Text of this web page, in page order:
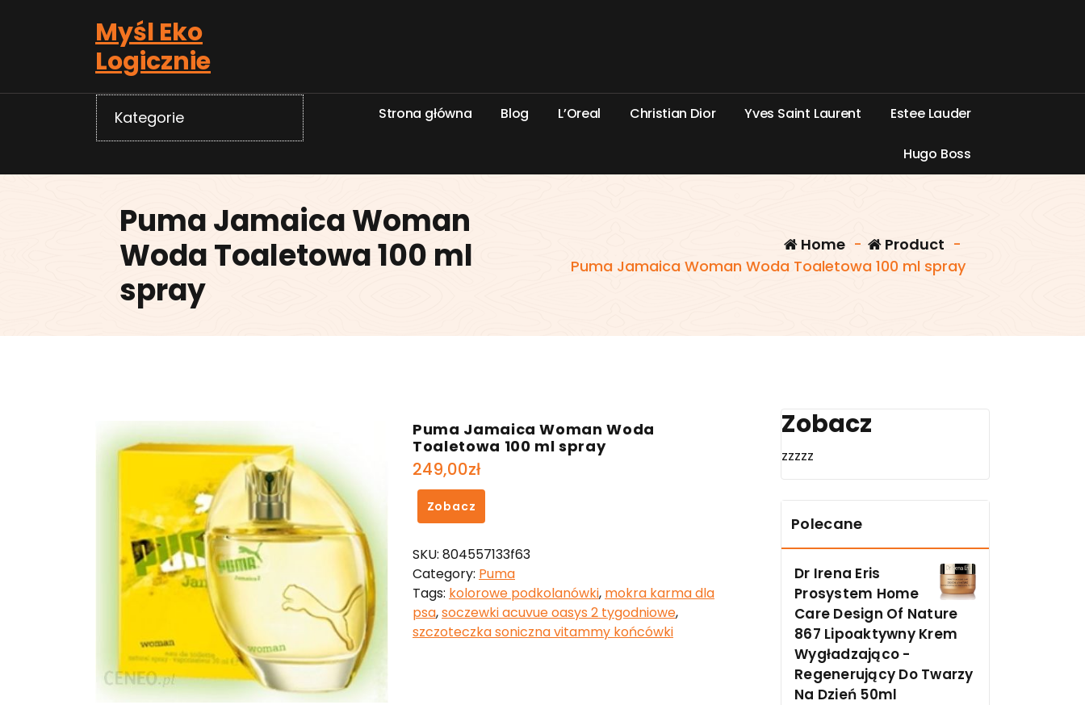
Myśl Eko
Logicznie
Kategorie Strona główna Blog L’Oreal Christian Dior Yves Saint Laurent Estee Lauder
Hugo Boss
Puma Jamaica Woman
Woda Toaletowa 100 ml
spray
Home - Product -
Puma Jamaica Woman Woda Toaletowa 100 ml spray
Puma Jamaica Woman Woda
Toaletowa 100 ml spray
249,00zł
Zobacz
SKU: 804557133f63
Category: Puma
Tags: kolorowe podkolanówki, mokra karma dla
psa,soczewki acuvue oasys 2 tygodniowe,
szczoteczka soniczna vitammy końcówki
Zobacz
zzzzz
Polecane
Dr Irena Eris
Prosystem Home
Care Design Of Nature
867 Lipoaktywny Krem
Wygładzająco -
Regenerujący Do Twarzy
Na Dzień 50ml